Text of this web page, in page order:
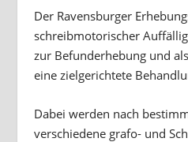
Der Ravensburger
schreibmotorischer
zur Befunderhebung und
eine zielgerichtete
Dabei werden nach
verschiedene grafo- und